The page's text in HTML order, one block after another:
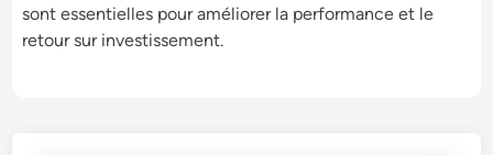
sont essentielles pour améliorer la performance et le
retour sur investissement.